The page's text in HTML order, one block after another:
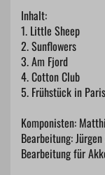
Inhalt:
1. Little Sheep
2. Sunflowers
3. Am Fjord
4. Cotton Club
5. Frühstück in Paris
Komponisten:
Bearbeitung:
Bearbeitung für